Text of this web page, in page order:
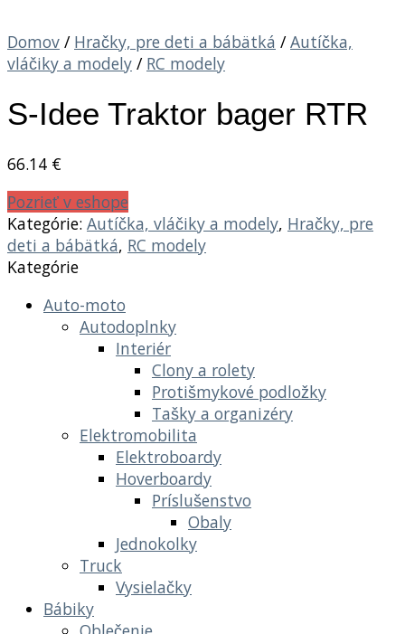
Domov / Hračky, pre deti a bábätká / Autíčka,
vláčiky a modely / RC modely
S-Idee Traktor bager RTR
66.14 €
Pozrieť v eshope
Kategórie: Autíčka, vláčiky a modely, Hračky, pre
deti a bábätká, RC modely
Kategórie
Auto-moto
Autodoplnky
Interiér
Clony a rolety
Protišmykové podložky
Tašky a organizéry
Elektromobilita
Elektroboardy
Hoverboardy
Príslušenstvo
Obaly
Jednokolky
Truck
Vysielačky
Bábiky